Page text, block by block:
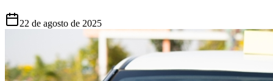
22 de agosto de 2025